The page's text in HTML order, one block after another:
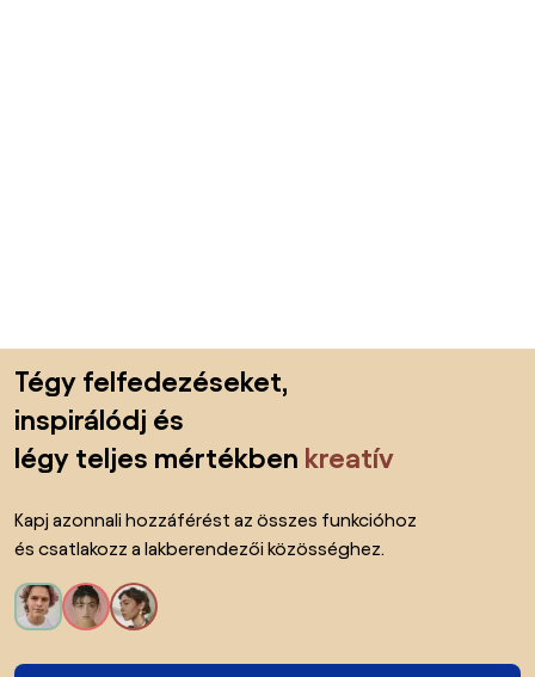
Tégy felfedezéseket,
inspirálódj és
légy teljes mértékben kreatív
Kapj azonnali hozzáférést az összes funkcióhoz
és csatlakozz a lakberendezői közösséghez.